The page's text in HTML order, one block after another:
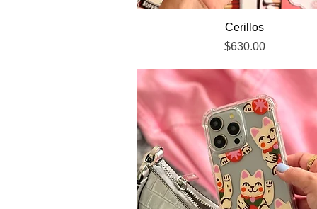
Vista rápida
Cerillos
Precio
$630.00